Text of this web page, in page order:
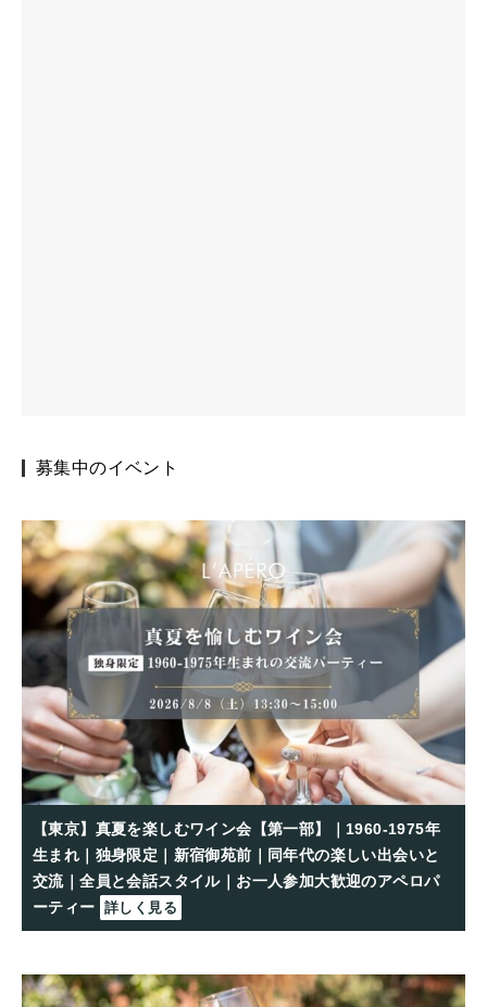
募集中のイベント
【東京】真夏を楽しむワイン会【第一部】｜1960-1975年
生まれ｜独身限定｜新宿御苑前｜同年代の楽しい出会いと
交流｜全員と会話スタイル｜お一人参加大歓迎のアペロパ
ーティー 詳しく見る